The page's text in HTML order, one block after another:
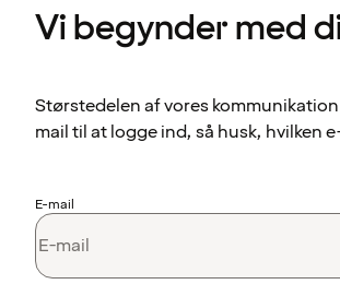
Vi begynder med
Størstedelen af vores
mail til at logge ind, så husk, hvilken
E-mail